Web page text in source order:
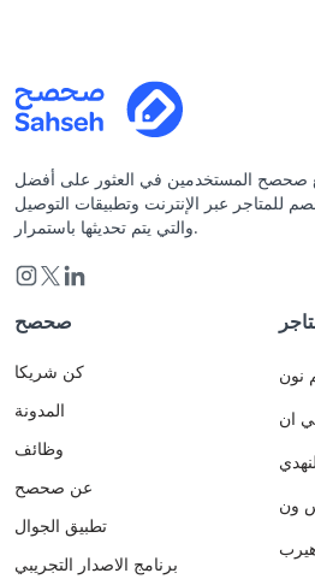
صحصح المستخدمين في العثور على أفضل
للمتاجر عبر الإنترنت وتطبيقات التوصيل
والتي يتم تحديثها باستمرار.
صحصح
كن شريكا
المدونة
وظائف
عن صحصح
تطبيق الجوال
برنامج الاصدار التجريبي
نون
ان
ون